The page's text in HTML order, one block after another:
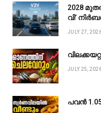
2028
വി’
JULY 27,
JULY 25,
പവൻ